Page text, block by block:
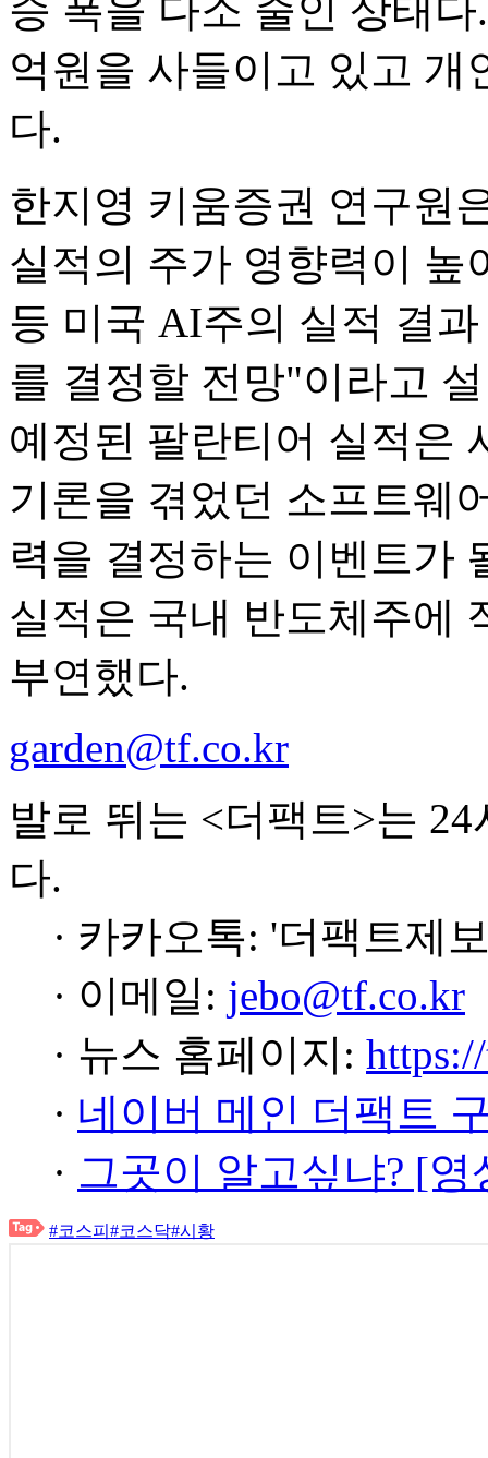
승 폭을 다소 줄인 상태
억원을 사들이고 있고 개
다.
한지영 키움증권 연구원
실적의 주가 영향력이
등 미국 AI주의 실적 결
를 결정할 전망"이라고
예정된 팔란티어 실적은
기론을 겪었던 소프트웨
력을 결정하는 이벤트가
실적은 국내 반도체주에
부연했다.
garden@tf.co.kr
발로 뛰는 <더팩트>는
다.
· 카카오톡: '더팩트제
· 이메일: jebo@tf.co.kr
· 뉴스 홈페이지:
· 네이버 메인 더팩트
· 그곳이 알고싶냐? [
#코스피 #코스닥#시황